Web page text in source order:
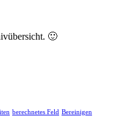
🙂
berechnetes Feld Bereinigen